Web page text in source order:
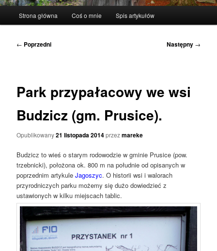
Strona główna Coś o mnie Spis artykułów
Nawigacja
← Poprzedni Następny →
Park przypałacowy we wsi
Budzicz (gm. Prusice).
Opublikowany21 listopada 2014przezmareke
Budzicz to wieś o starym rodowodzie w gminie Prusice (pow.
trzebnicki), położona ok. 800 m na południe od opisanych w
poprzednim artykuleJagoszyc. O historii wsi i walorach
przyrodniczych parku możemy się dużo dowiedzieć z
ustawionych w kilku miejscach tablic.